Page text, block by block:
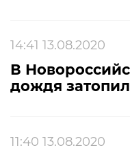
14:41 13.08.2020
В
дождя
11:40 13.08.2020